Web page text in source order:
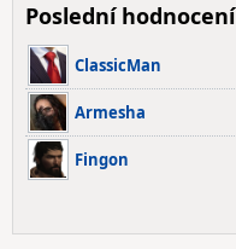
Poslední hodnocení
ClassicMan
Armesha
Fingon